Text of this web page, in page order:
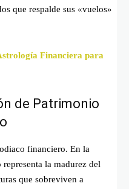
que respalde sus «vuelos»
Financiera para
de Patrimonio
financiero. En la
representa la madurez del
que sobreviven a